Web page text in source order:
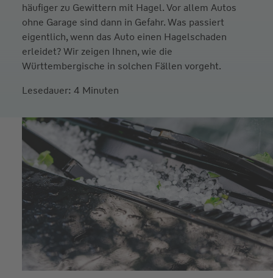
häufiger zu Gewittern mit Hagel. Vor allem Autos
ohne Garage sind dann in Gefahr. Was passiert
eigentlich, wenn das Auto einen Hagelschaden
erleidet? Wir zeigen Ihnen, wie die
Württembergische in solchen Fällen vorgeht.
Lesedauer: 4 Minuten